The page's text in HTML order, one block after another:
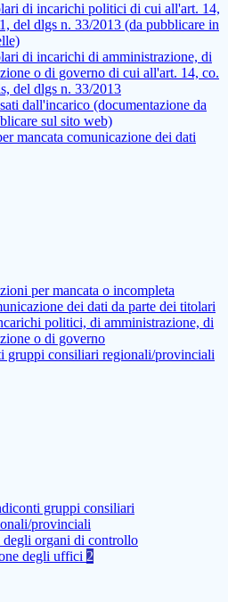
di incarichi politici di cui all'art. 14,
del dlgs n. 33/2013 (da pubblicare in
di incarichi di amministrazione, di
o di governo di cui all'art. 14, co.
del dlgs n. 33/2013
dall'incarico (documentazione da
sul sito web)
mancata comunicazione dei dati
per mancata o incompleta
dei dati da parte dei titolari
politici, di amministrazione, di
o di governo
gruppi consiliari regionali/provinciali
gruppi consiliari
provinciali
organi di controllo
degli uffici 2